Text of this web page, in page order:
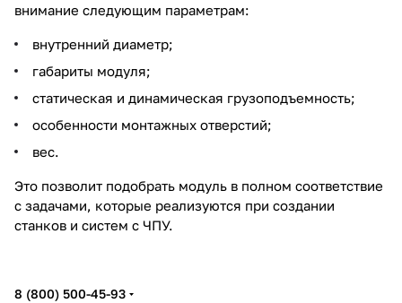
внимание следующим параметрам:
внутренний диаметр;
габариты модуля;
статическая и динамическая грузоподъемность;
особенности монтажных отверстий;
вес.
Это позволит подобрать модуль в полном соответствие
с задачами, которые реализуются при создании
станков и систем с ЧПУ.
8 (800) 500-45-93